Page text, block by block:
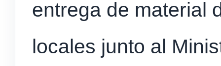
entrega de material
locales junto al